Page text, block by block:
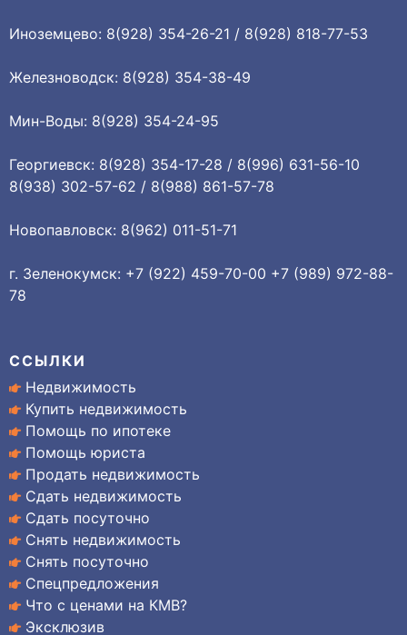
Иноземцево: 8(928) 354-26-21 / 8(928) 818-77-53
Железноводск: 8(928) 354-38-49
Мин-Воды: 8(928) 354-24-95
Георгиевск: 8(928) 354-17-28 / 8(996) 631-56-10
8(938) 302-57-62 / 8(988) 861-57-78
Новопавловск: 8(962) 011-51-71
г. Зеленокумск: +7 (922) 459-70-00 +7 (989) 972-88-
78
ССЫЛКИ
Недвижимость
Купить недвижимость
Помощь по ипотеке
Помощь юриста
Продать недвижимость
Сдать недвижимость
Сдать посуточно
Снять недвижимость
Снять посуточно
Спецпредложения
Что с ценами на КМВ?
Эксклюзив